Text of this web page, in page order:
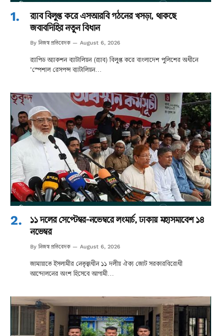
র‌্যাব বিলুপ্ত করে এসআরবি গঠনের খসড়া, থাকছে
জবাবদিহির নতুন বিধান
By নিজস্ব প্রতিবেদক August 6, 2026
র‌্যাপিড অ্যাকশন ব্যাটালিয়ন (র‌্যাব) বিলুপ্ত করে বাংলাদেশ পুলিশের অধীনে
‘স্পেশাল রেসপন্স ব্যাটালিয়ন…
১১ দলের সেপ্টেম্বর-নভেম্বরে লংমার্চ, ঢাকায় মহাসমাবেশ ১৪
নভেম্বর
By নিজস্ব প্রতিবেদক August 6, 2026
জামায়াতে ইসলামীর নেতৃত্বাধীন ১১ দলীয় ঐক্য জোট সরকারবিরোধী
আন্দোলনের অংশ হিসেবে আগামী…